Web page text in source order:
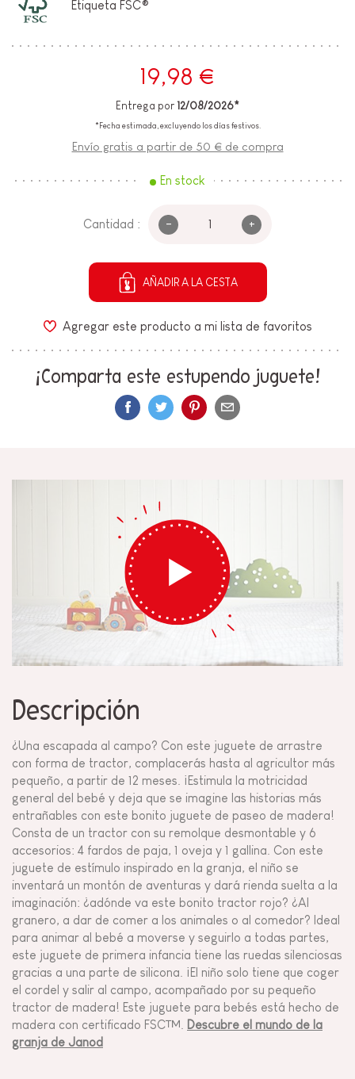
Etiqueta FSC®
19,98 €
Entrega por 12/08/2026*
*Fecha estimada, excluyendo los días festivos.
Envío gratis a partir de 50 € de compra
En stock
Cantidad : - +
AÑADIR A LA CESTA
Agregar este producto a mi lista de favoritos
¡Comparta este estupendo juguete!
Descripción
¿Una escapada al campo? Con este juguete de arrastre
con forma de tractor, complacerás hasta al agricultor más
pequeño, a partir de 12 meses. ¡Estimula la motricidad
general del bebé y deja que se imagine las historias más
entrañables con este bonito juguete de paseo de madera!
Consta de un tractor con su remolque desmontable y 6
accesorios: 4 fardos de paja, 1 oveja y 1 gallina. Con este
juguete de estímulo inspirado en la granja, el niño se
inventará un montón de aventuras y dará rienda suelta a la
imaginación: ¿adónde va este bonito tractor rojo? ¿Al
granero, a dar de comer a los animales o al comedor? Ideal
para animar al bebé a moverse y seguirlo a todas partes,
este juguete de primera infancia tiene las ruedas silenciosas
gracias a una parte de silicona. ¡El niño solo tiene que coger
el cordel y salir al campo, acompañado por su pequeño
tractor de madera! Este juguete para bebés está hecho de
madera con certificado FSC™.
Descubre el mundo de la
granja de Janod